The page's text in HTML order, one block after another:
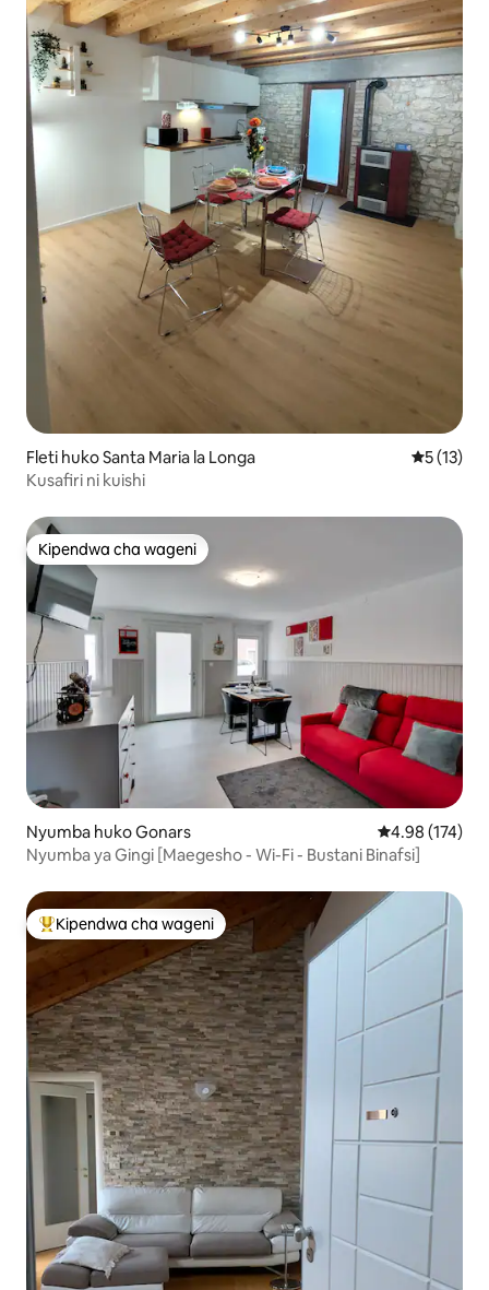
Fleti huko Santa Maria la Longa Ukadiriaji
5 (13)
Kusafiri ni kuishi
Kipendwa cha wageni
Kipendwa cha wageni
Nyumba huko Gonars Ukadiriaji wa
4.98 (174)
Nyumba ya Gingi [Maegesho - Wi-Fi - Bustani Binafsi]
Kipendwa maarufu cha wageni
Kipendwa cha wageni